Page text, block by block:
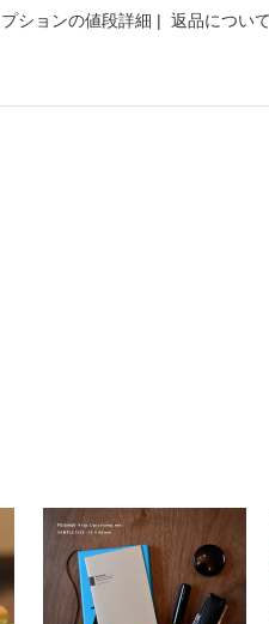
ションの値段詳細 | 返品について